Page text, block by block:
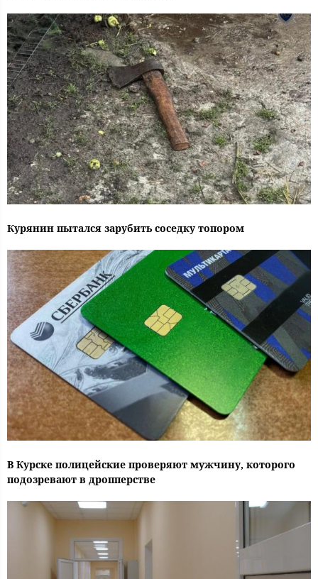
Курянин пытался зарубить соседку топором
В Курске полицейские проверяют мужчину, которого
подозревают в дропперстве